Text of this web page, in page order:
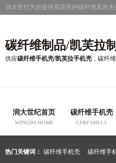
润大世纪为您提供高品质的碳纤维及凯夫
碳纤维制品/凯芙拉
供应碳纤维手机壳/凯芙拉手机壳 ，碳纤
润大世纪首页
WINGDA HOME
碳纤维手机壳
CFRP SHELL
热门关键词： 碳纤维手机壳 碳纤维手